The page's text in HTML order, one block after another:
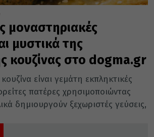
μοναστηριακές
μυστικά της
κουζίνας στο dogma.gr
είναι γεμάτη εκπληκτικές
πατέρες χρησιμοποιώντας
δημιουργούν ξεχωριστές γεύσεις,